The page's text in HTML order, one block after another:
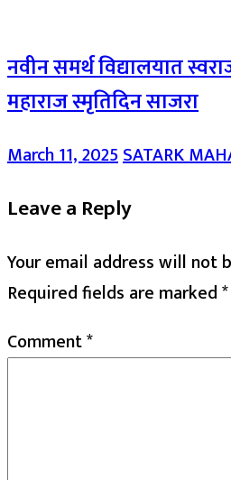
नवीन समर्थ विद्यालयात
महाराज स्मृतिदिन साजरा
March 11, 2025SATARK
Leave a Reply
Your email address will not
Required fields are marked*
Comment*